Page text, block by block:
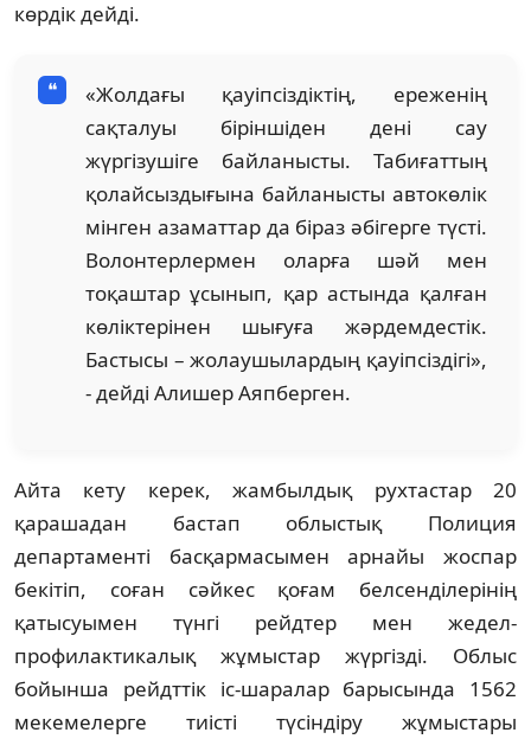
көрдік дейді.
«Жолдағы қауіпсіздіктің, ереженің
сақталуы біріншіден дені сау
жүргізушіге байланысты. Табиғаттың
қолайсыздығына байланысты автокөлік
мінген азаматтар да біраз әбігерге түсті.
Волонтерлермен оларға шәй мен
тоқаштар ұсынып, қар астында қалған
көліктерінен шығуға жәрдемдестік.
Бастысы – жолаушылардың қауіпсіздігі»,
- дейді Алишер Аяпберген.
Айта кету керек, жамбылдық рухтастар 20
қарашадан бастап облыстық Полиция
департаменті басқармасымен арнайы жоспар
бекітіп, соған сәйкес қоғам белсенділерінің
қатысуымен түнгі рейдтер мен жедел-
профилактикалық жұмыстар жүргізді. Облыс
бойынша рейдттік іс-шаралар барысында 1562
мекемелерге тиісті түсіндіру жұмыстары